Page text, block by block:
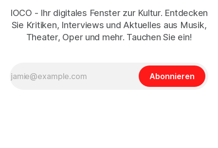
IOCO - Ihr digitales Fenster zur Kultur. Entdecken
Sie Kritiken, Interviews und Aktuelles aus Musik,
Theater, Oper und mehr. Tauchen Sie ein!
Abonnieren